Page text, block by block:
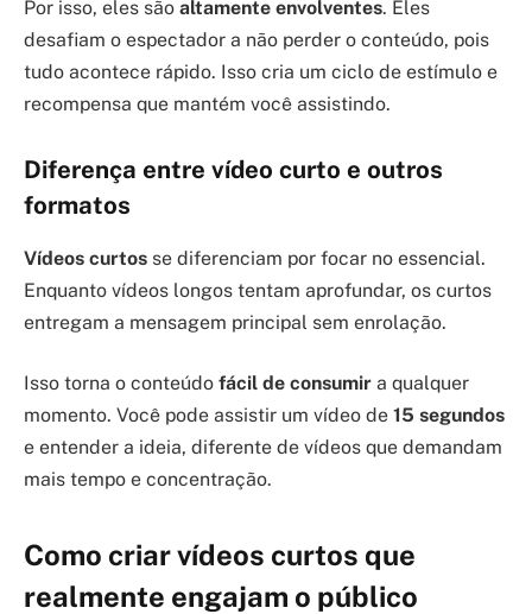
Por isso, eles são altamente envolventes. Eles
desafiam o espectador a não perder o conteúdo, pois
tudo acontece rápido. Isso cria um ciclo de estímulo e
recompensa que mantém você assistindo.
Diferença entre vídeo curto e outros
formatos
Vídeos curtos se diferenciam por focar no essencial.
Enquanto vídeos longos tentam aprofundar, os curtos
entregam a mensagem principal sem enrolação.
Isso torna o conteúdo fácil de consumir a qualquer
momento. Você pode assistir um vídeo de 15 segundos
e entender a ideia, diferente de vídeos que demandam
mais tempo e concentração.
Como criar vídeos curtos que
realmente engajam o público